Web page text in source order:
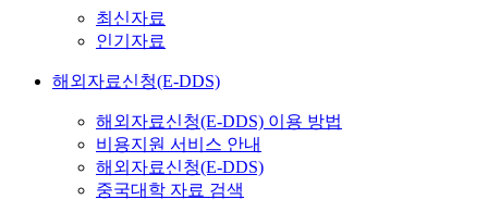
최신자료
인기자료
해외자료신청(E-DDS)
해외자료신청(E-DDS) 이용 방법
비용지원 서비스 안내
해외자료신청(E-DDS)
중국대학 자료 검색